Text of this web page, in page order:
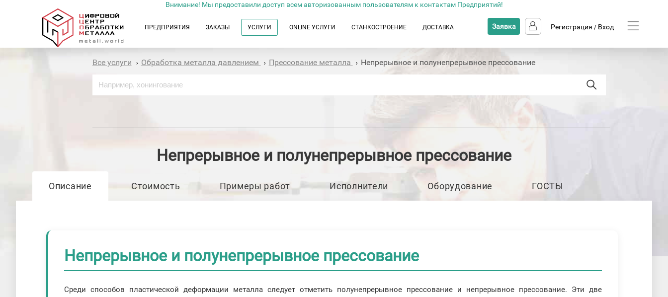
Внимание! Мы предоставили доступ всем авторизованным пользователям к контактам Предприятий!
ПРЕДПРИЯТИЯ ЗАКАЗЫ УСЛУГИ ONLINE УСЛУГИ СТАНКОСТРОЕНИЕ ДОСТАВКА Заявка Регистрация / Вход
Все услуги › Обработка металла давлением › Прессование металла › Непрерывное и полунепрерывное прессование
Непрерывное и полунепрерывное прессование
Описание Стоимость Примеры работ Исполнители Оборудование ГОСТЫ
Непрерывное и полунепрерывное прессование
Среди способов пластической деформации металла следует отметить полунепрерывное прессование и непрерывное прессование. Эти две